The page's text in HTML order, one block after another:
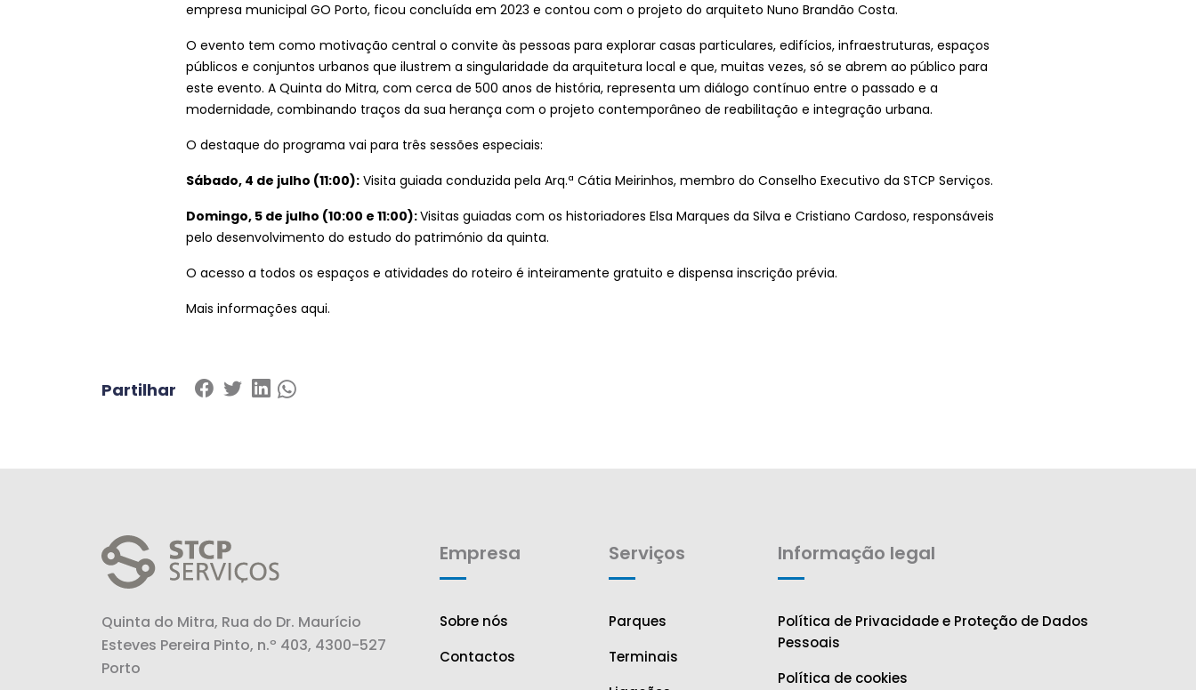
empresa municipal GO Porto, ficou concluída em 2023 e contou com o projeto do arquiteto Nuno Brandão Costa.
O evento tem como motivação central o convite às pessoas para explorar casas particulares, edifícios, infraestruturas, espaços
públicos e conjuntos urbanos que ilustrem a singularidade da arquitetura local e que, muitas vezes, só se abrem ao público para
este evento. A Quinta do Mitra, com cerca de 500 anos de história, representa um diálogo contínuo entre o passado e a
modernidade, combinando traços da sua herança com o projeto contemporâneo de reabilitação e integração urbana.
O destaque do programa vai para três sessões especiais:
Sábado, 4 de julho (11:00): Visita guiada conduzida pela Arq.ª Cátia Meirinhos, membro do Conselho Executivo da STCP Serviços.
Domingo, 5 de julho (10:00 e 11:00):Visitas guiadas com os historiadores Elsa Marques da Silva e Cristiano Cardoso, responsáveis
pelo desenvolvimento do estudo do património da quinta.
O acesso a todos os espaços e atividades do roteiro é inteiramente gratuito e dispensa inscrição prévia.
Mais informações aqui.
Partilhar
Quinta do Mitra, Rua do Dr. Maurício
Esteves Pereira Pinto, n.º 403, 4300-527
Porto
Empresa
Sobre nós
Contactos
Serviços
Parques
Terminais
Informação legal
Política de Privacidade e Proteção de Dados
Pessoais
Política de cookies